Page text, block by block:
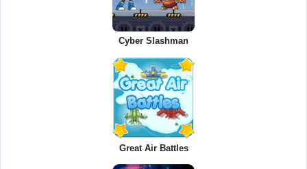
Cyber Slashman
Great Air Battles